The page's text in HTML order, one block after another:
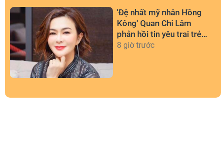
'Đệ nhất mỹ nhân Hồng
Kông' Quan Chi Lâm
phản hồi tin yêu trai trẻ
kém 36 tuổi
8 giờ trước